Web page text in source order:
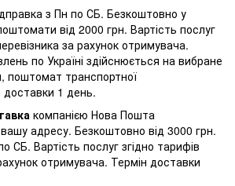
з Пн по СБ. Безкоштовно у
від 2000 грн. Вартість послуг
за рахунок отримувача.
по Україні здійснюється на вибране
поштомат транспортної
доставки 1 день.
компанією Нова Пошта
адресу. Безкоштовно від 3000 грн.
СБ. Вартість послуг згідно тарифів
отримувача. Термін доставки